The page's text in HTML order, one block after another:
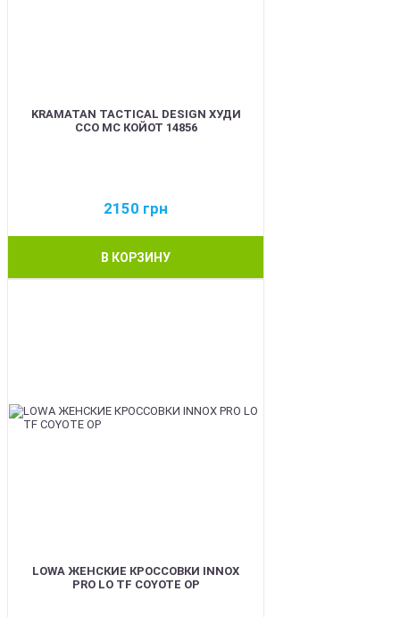
KRAMATAN TACTICAL DESIGN ХУДИ
ССО МС КОЙОТ 14856
2150 грн
В КОРЗИНУ
LOWA ЖЕНСКИЕ КРОССОВКИ INNOX
PRO LO TF COYOTE OP